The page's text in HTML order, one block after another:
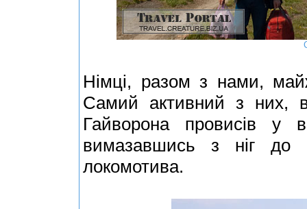
Німці, разом з нами,
Самий активний з них,
Гайворона провисів у
вимазавшись з ніг до
локомотива.